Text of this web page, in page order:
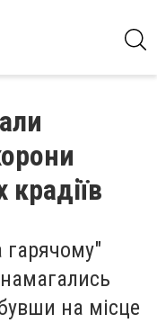
гарячому"
на місце